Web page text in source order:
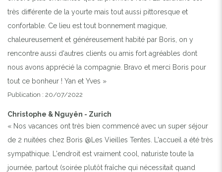
CARAVANE VINTAGE
Previous Next
très différente de la yourte mais tout aussi pittoresque et
confortable. Ce lieu est tout bonnement magique,
chaleureusement et généreusement habité par Boris, on y
rencontre aussi d'autres clients ou amis fort agréables dont
nous avons apprécié la compagnie. Bravo et merci Boris pour
tout ce bonheur ! Yan et Yves »
Publication : 20/07/2022
Christophe & Nguyên - Zurich
« Nos vacances ont très bien commencé avec un super séjour
de 2 nuitées chez Boris @Les Vieilles Tentes. L'accueil a été très
sympathique. L'endroit est vraiment cool, naturiste toute la
journée, partout (soirée plutôt fraîche qui nécessitait quand